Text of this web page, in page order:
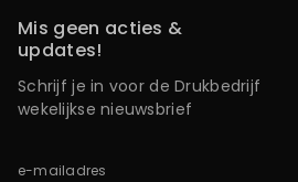
Mis geen acties &
updates!
Schrijf je in voor de Drukbedrijf
wekelijkse nieuwsbrief
e-mailadres